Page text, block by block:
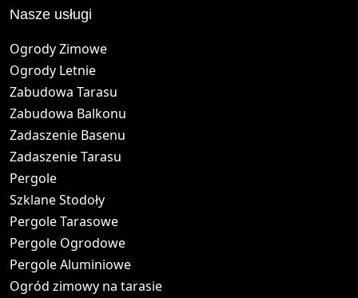
Nasze usługi
Ogrody Zimowe
Ogrody Letnie
Zabudowa Tarasu
Zabudowa Balkonu
Zadaszenie Basenu
Zadaszenie Tarasu
Pergole
Szklane Stodoły
Pergole Tarasowe
Pergole Ogrodowe
Pergole Aluminiowe
Ogród zimowy na tarasie